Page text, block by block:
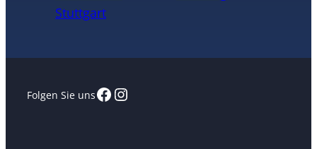
Stuttgart
Folgen Sie unsFacebook
Instagram